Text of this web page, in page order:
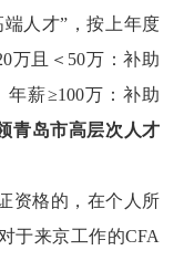
人才”，按上年度
万且＜50万：补助
年薪≥100万：补助
青岛市高层次人才
资格的，在个人所
对于来京工作的CFA